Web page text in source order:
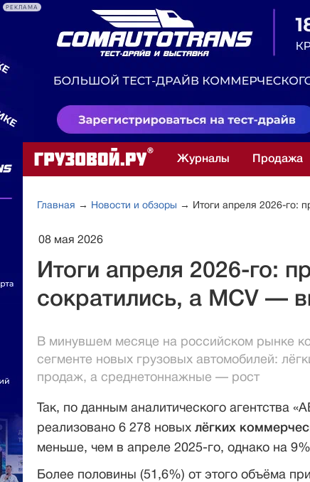
РЕКЛАМА
Журналы Продажа
Главная → Новости и обзоры → Итоги апреля 2026-го:
08 мая 2026
Итоги апреля 2026-го:
сократились, а MCV —
В минувшем месяце на российском рынке
сегменте новых грузовых автомобилей:
продаж, а среднетоннажные — рост
Так, по данным аналитического агентства
реализовано 6 278 новых лёгких
меньше, чем в апреле 2025-го, однако на
Более половины (51,6%) от этого объёма